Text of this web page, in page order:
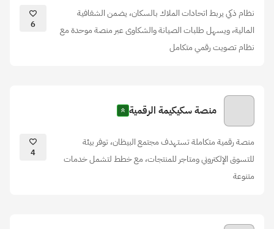
نظام ذكي يربط اتحادات الملاك بالسكان، يضمن الشفافية
المالية، ويسهل طلبات الصيانة والشكاوى عبر منصة موحدة مع
نظام تصويت رقمي متكامل
6
منصة سكيكيمة الرقمية
منصة رقمية متكاملة تستهدف مجتمع البيظان، توفر بيئة
للتسوق الإلكتروني ومتاجر للمنتجات، مع خطط لتشمل خدمات
متنوعة
4